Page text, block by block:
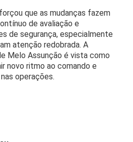
que as mudanças fazem
de avaliação e
de segurança, especialmente
atenção redobrada. A
Melo Assunção é vista como
novo ritmo ao comando e
operações.